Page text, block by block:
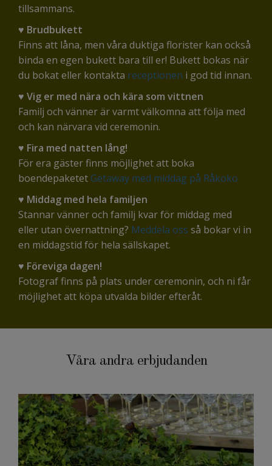
tillsammans.
♥ Brudbukett
Finns att låna, men våra duktiga florister kan också
binda en egen bukett bara till er! Bukett bokas när
du bokat eller kontakta receptionen i god tid innan.
♥ Vig er med nära och kära som vittnen
Familj och vänner är varmt välkomna att följa med
och kan närvara vid ceremonin.
♥ Fira med natten lång!
För era gäster finns möjlighet att boka
boendepaketet Getaway med middag på Råkoko
♥ Middag med hela familjen
Stannar vänner och familj kvar för middag med
eller utan övernattning? Meddela oss så bokar vi in
en middagstid för hela sällskapet.
♥ Föreviga dagen!
Fotograf finns på plats under ceremonin, och ni får
möjlighet att köpa utvalda bilder efteråt.
Våra andra erbjudanden